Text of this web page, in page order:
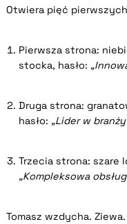
Otwiera pięć
Pierwsza strona:
stocka, hasło:
Druga strona:
hasło: „Lider w
Trzecia strona: szare
„Kompleksowa
Tomasz wzdycha.